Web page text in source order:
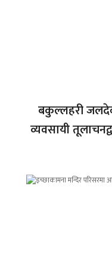
बकुल्लहरी
व्यवसायी